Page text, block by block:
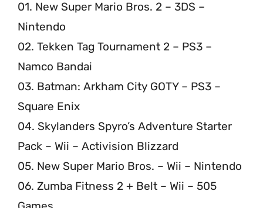
01. New Super Mario Bros. 2 – 3DS –
Nintendo
02. Tekken Tag Tournament 2 – PS3 –
Namco Bandai
03. Batman: Arkham City GOTY – PS3 –
Square Enix
04. Skylanders Spyro’s Adventure Starter
Pack – Wii – Activision Blizzard
05. New Super Mario Bros. – Wii – Nintendo
06. Zumba Fitness 2 + Belt – Wii – 505